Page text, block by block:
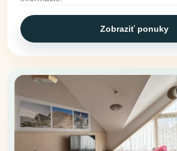
Zobraziť ponuky